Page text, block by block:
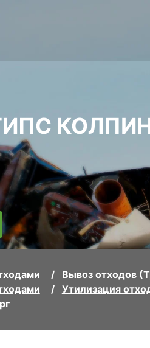
Вывоз отходов
Утилизация